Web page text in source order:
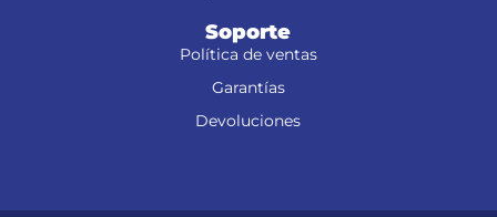
Soporte
Política de ventas
Garantías
Devoluciones